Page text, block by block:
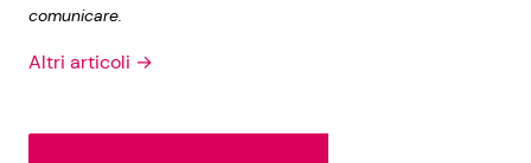
comunicare.
Altri articoli →